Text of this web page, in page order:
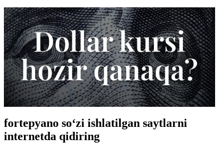
fortepyano so‘zi ishlatilgan saytlarni
internetda qidiring